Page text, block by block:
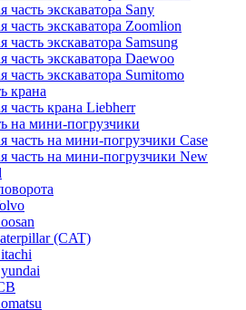
часть экскаватора Sany
часть экскаватора Zoomlion
часть экскаватора Samsung
часть экскаватора Daewoo
часть экскаватора Sumitomo
крана
часть крана Liebherr
на мини-погрузчики
часть на мини-погрузчики Case
часть на мини-погрузчики New
(CAT)